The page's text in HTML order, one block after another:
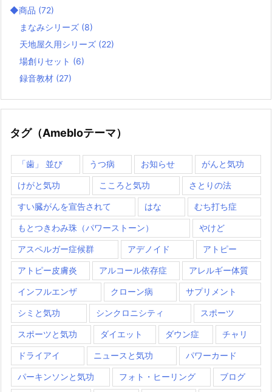
◆商品 (72)
まなみシリーズ (8)
天地屋久用シリーズ (22)
場創りセット (6)
録音教材 (27)
タグ（Amebloテーマ）
「歯」 並び うつ病 お知らせ がんと気功
けがと気功 こころと気功 さとりの法
すい臓がんを宣告されて はな むち打ち症
もとつきわみ珠（パワーストーン） やけど
アスペルガー症候群 アデノイド アトピー
アトピー皮膚炎 アルコール依存症 アレルギー体質
インフルエンザ クローン病 サプリメント
シミと気功 シンクロニシティ スポーツ
スポーツと気功 ダイエット ダウン症 チャリ
ドライアイ ニュースと気功 パワーカード
パーキンソンと気功 フォト・ヒーリング ブログ